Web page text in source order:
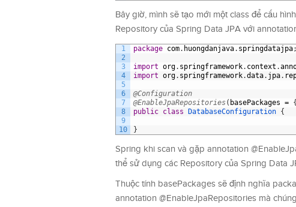
Bây giờ, mình sẽ tạo mới một class để cấu
Repository của Spring Data JPA với
1
2
3
4
5
6
7
8
9
10
package com. huongdanjava. springdatajpa;
import org. springframework. context .
import org. springframework.data. jpa.
@Configuration
@EnableJpaRepositories( basePackages = {
public class DatabaseConfiguration {
}
Spring khi scan và gặp annotation
thể sử dụng các Repository của Spring Data
Thuộc tính basePackages sẽ định nghĩa
annotation @EnableJpaRepositories mà